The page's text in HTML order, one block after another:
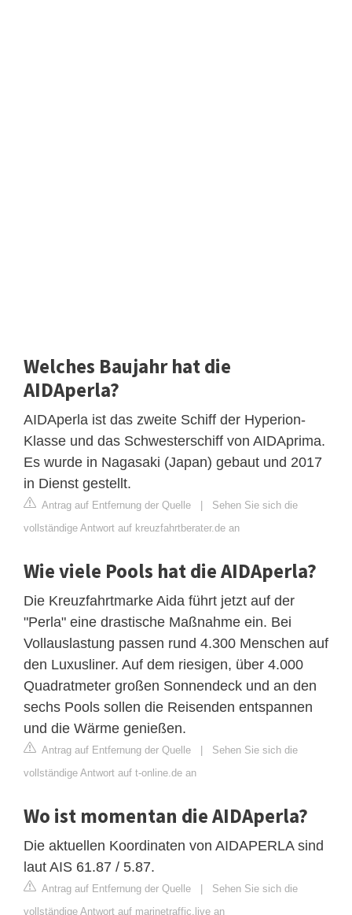
Welches Baujahr hat die
AIDAperla?
AIDAperla ist das zweite Schiff der Hyperion-
Klasse und das Schwesterschiff von AIDAprima.
Es wurde in Nagasaki (Japan) gebaut und 2017
in Dienst gestellt.
Antrag auf Entfernung der Quelle | Sehen Sie sich die
vollständige Antwort auf kreuzfahrtberater.de an
Wie viele Pools hat die AIDAperla?
Die Kreuzfahrtmarke Aida führt jetzt auf der
"Perla" eine drastische Maßnahme ein. Bei
Vollauslastung passen rund 4.300 Menschen auf
den Luxusliner. Auf dem riesigen, über 4.000
Quadratmeter großen Sonnendeck und an den
sechs Pools sollen die Reisenden entspannen
und die Wärme genießen.
Antrag auf Entfernung der Quelle | Sehen Sie sich die
vollständige Antwort auf t-online.de an
Wo ist momentan die AIDAperla?
Die aktuellen Koordinaten von AIDAPERLA sind
laut AIS 61.87 / 5.87.
Antrag auf Entfernung der Quelle | Sehen Sie sich die
vollständige Antwort auf marinetraffic.live an